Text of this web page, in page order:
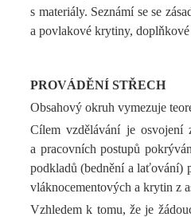
s materiály. Seznámí se se
a povlakové krytiny,
PROVÁDĚNÍ STŘECH
Obsahový okruh vymezuje
Cílem vzdělávání je osvojení
a pracovních postupů
podkladů (bednění a laťování)
vláknocementových a krytin z
Vzhledem k tomu, že je